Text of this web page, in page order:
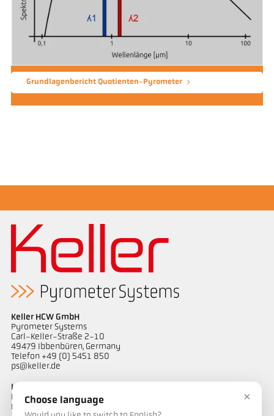
Grundlagenbericht Quotienten-Pyrometer
Keller HCW GmbH
Pyrometer Systems
Carl-Keller-Straße 2-10
49479 Ibbenbüren, Germany
Telefon +49 (0) 5451 850
ps@keller.de
Links
Impressum
×
Choose language